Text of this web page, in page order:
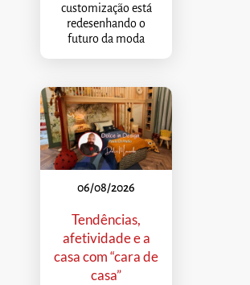
customização está
redesenhando o
futuro da moda
06/08/2026
Tendências,
afetividade e a
casa com “cara de
casa”